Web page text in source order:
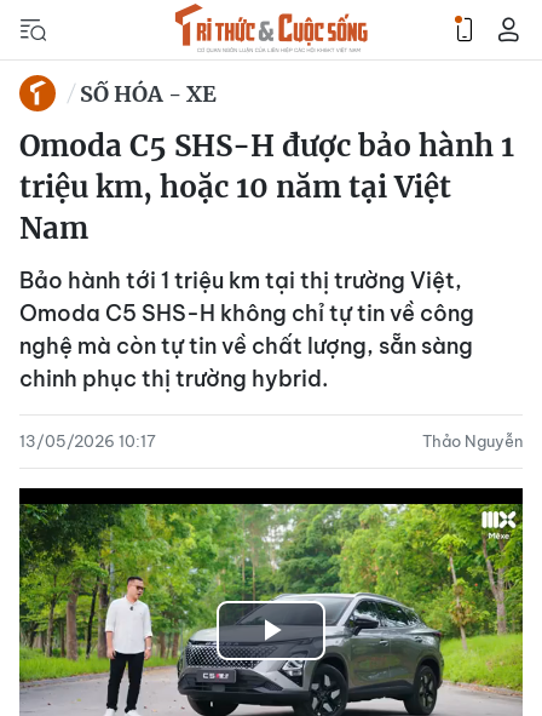
SỐ HÓA - XE
Omoda C5 SHS-H được bảo hành 1
triệu km, hoặc 10 năm tại Việt
Nam
Bảo hành tới 1 triệu km tại thị trường Việt,
Omoda C5 SHS-H không chỉ tự tin về công
nghệ mà còn tự tin về chất lượng, sẵn sàng
chinh phục thị trường hybrid.
13/05/2026 10:17 Thảo Nguyễn
Play